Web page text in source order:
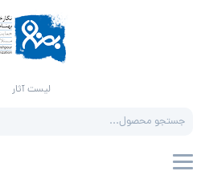
لیست آثار
search